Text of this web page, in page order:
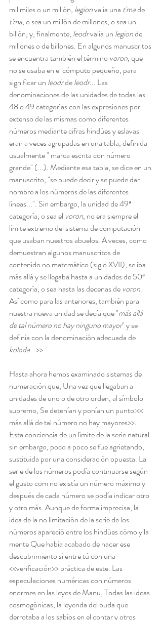
mil miles o un millón, legion valía una t'ma de
t'ma, o sea un millón de millones, o sea un
billón, y, finalmente, leodr valía un legion de
millones o de billones. En algunos manuscritos
se encuentra también el término voron, que
no se usaba en el cómputo pequeño, para
significar un leodr de leodr... Las
denominaciones de las unidades de todas las
48 o 49 categorías con las expresiones por
extenso de las mismas como diferentes
números mediante cifras hindúes y eslavas
eran a veces agrupadas en una tabla, definida
usualmente " marca escrita con número
grande" (...). Mediante esa tabla, se dice en un
manuscrito, "se puede decir y se puede dar
nombre a los números de las diferentes
líneas...". Sin embargo, la unidad de 49ª
categoría, o sea el voron, no era siempre el
límite extremo del sistema de computación
que usaban nuestros abuelos. A veces, como
demuestran algunos manuscritos de
contenido no matemático (siglo XVII), se iba
más allá y se llegaba hasta a unidades de 50ª
categoría, o sea hasta las decenas de voron.
Así como para las anteriores, también para
nuestra nueva unidad se decía que "más allá
de tal número no hay ninguno mayor" y se
definía con la denominación adecuada de
koloda...>>.
Hasta ahora hemos examinado sistemas de
numeración que, Una vez que llegaban a
unidades de uno o de otro orden, al símbolo
supremo, Se detenían y ponían un punto:<<
más allá de tal número no hay mayores>>.
Esta conciencia de un límite de la serie natural
sin embargo, poco a poco se fue agrietando,
sustituida por una consideración opuesta. La
serie de los números podía continuarse según
el gusto com no existía un número máximo y
después de cada número se podía indicar otro
y otro más. Aunque de forma imprecisa, la
idea de la no limitación de la serie de los
números apareció entre los hindúes cómo y la
mente Que había acabado de hacer ese
descubrimiento sí entre tú con una
<<verificación>> práctica de este. Las
especulaciones numéricas con números
enormes en las leyes de Manu, Todas las ideas
cosmogónicas, la leyenda del buda que
derrotaba a los sabios en el contar y otros